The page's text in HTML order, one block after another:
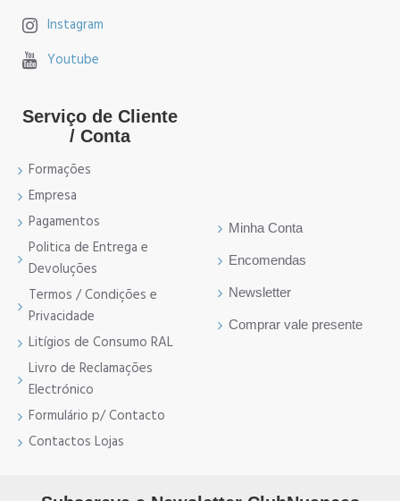
Instagram
Youtube
Serviço de Cliente
/ Conta
Formações
Empresa
Pagamentos
Politica de Entrega e
Devoluções
Termos / Condições e
Privacidade
Litígios de Consumo RAL
Livro de Reclamações
Electrónico
Formulário p/ Contacto
Contactos Lojas
Minha Conta
Encomendas
Newsletter
Comprar vale presente